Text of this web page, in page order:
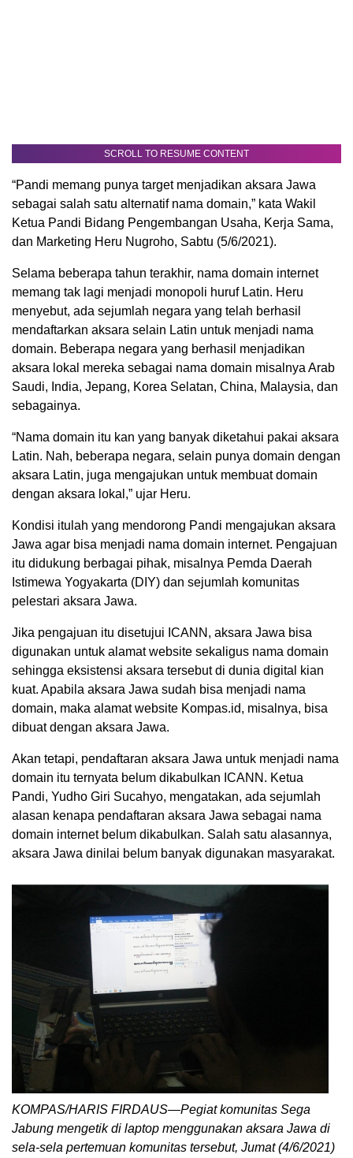
SCROLL TO RESUME CONTENT
“Pandi memang punya target menjadikan aksara Jawa
sebagai salah satu alternatif nama domain,” kata Wakil
Ketua Pandi Bidang Pengembangan Usaha, Kerja Sama,
dan Marketing Heru Nugroho, Sabtu (5/6/2021).
Selama beberapa tahun terakhir, nama domain internet
memang tak lagi menjadi monopoli huruf Latin. Heru
menyebut, ada sejumlah negara yang telah berhasil
mendaftarkan aksara selain Latin untuk menjadi nama
domain. Beberapa negara yang berhasil menjadikan
aksara lokal mereka sebagai nama domain misalnya Arab
Saudi, India, Jepang, Korea Selatan, China, Malaysia, dan
sebagainya.
“Nama domain itu kan yang banyak diketahui pakai aksara
Latin. Nah, beberapa negara, selain punya domain dengan
aksara Latin, juga mengajukan untuk membuat domain
dengan aksara lokal,” ujar Heru.
Kondisi itulah yang mendorong Pandi mengajukan aksara
Jawa agar bisa menjadi nama domain internet. Pengajuan
itu didukung berbagai pihak, misalnya Pemda Daerah
Istimewa Yogyakarta (DIY) dan sejumlah komunitas
pelestari aksara Jawa.
Jika pengajuan itu disetujui ICANN, aksara Jawa bisa
digunakan untuk alamat website sekaligus nama domain
sehingga eksistensi aksara tersebut di dunia digital kian
kuat. Apabila aksara Jawa sudah bisa menjadi nama
domain, maka alamat website Kompas.id, misalnya, bisa
dibuat dengan aksara Jawa.
Akan tetapi, pendaftaran aksara Jawa untuk menjadi nama
domain itu ternyata belum dikabulkan ICANN. Ketua
Pandi, Yudho Giri Sucahyo, mengatakan, ada sejumlah
alasan kenapa pendaftaran aksara Jawa sebagai nama
domain internet belum dikabulkan. Salah satu alasannya,
aksara Jawa dinilai belum banyak digunakan masyarakat.
KOMPAS/HARIS FIRDAUS—Pegiat komunitas Sega
Jabung mengetik di laptop menggunakan aksara Jawa di
sela-sela pertemuan komunitas tersebut, Jumat (4/6/2021)